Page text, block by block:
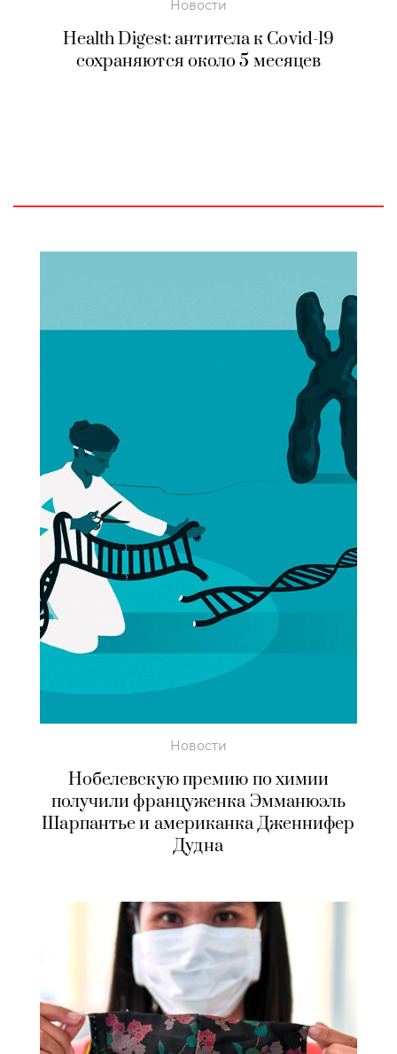
Новости
Health Digest: антитела к Covid-19
сохраняются около 5 месяцев
Новости
Нобелевскую премию по химии
получили француженка Эмманюэль
Шарпантье и американка Дженнифер
Дудна